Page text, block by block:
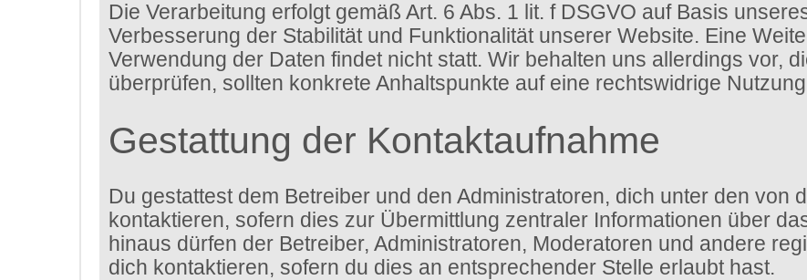
Die Verarbeitung erfolgt gemäß Art. 6 Abs. 1 lit. f DSGVO auf Basis
Verbesserung der Stabilität und Funktionalität unserer Website. Eine
Verwendung der Daten findet nicht statt. Wir behalten uns allerdings vor,
überprüfen, sollten konkrete Anhaltspunkte auf eine rechtswidrige
Gestattung der Kontaktaufnahme
Du gestattest dem Betreiber und den Administratoren, dich unter den von
kontaktieren, sofern dies zur Übermittlung zentraler Informationen über
hinaus dürfen der Betreiber, Administratoren, Moderatoren und andere
dich kontaktieren, sofern du dies an entsprechender Stelle erlaubt hast.